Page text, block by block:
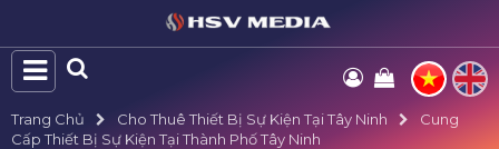
Trang Chủ Cho Thuê Thiết Bị Sự Kiện Tại Tây Ninh
Cung
Cấp Thiết Bị Sự Kiện Tại Thành Phố Tây Ninh